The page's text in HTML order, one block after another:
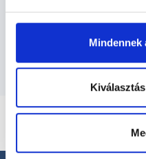
Mindennek